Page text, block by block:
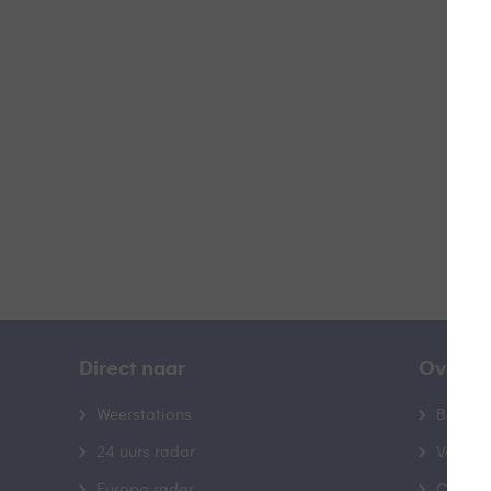
Direct naar
Weerstations
24 uurs radar
Over